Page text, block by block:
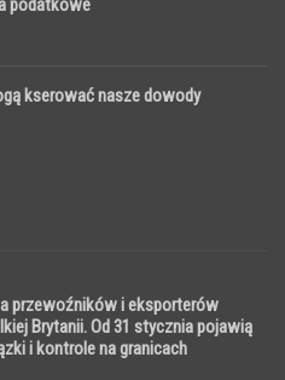
podatkowe
kserować nasze dowody
przewoźników i eksporterów
Brytanii. Od 31 stycznia pojawią
i kontrole na granicach